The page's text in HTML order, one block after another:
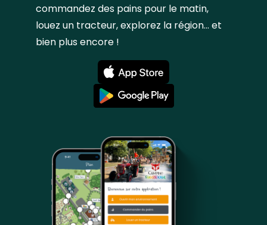
commandez des pains pour le matin,
louez un tracteur, explorez la région... et
bien plus encore !